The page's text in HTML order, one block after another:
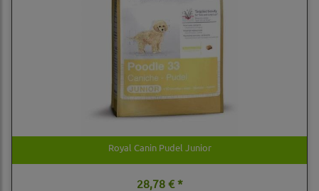
Royal Canin Pudel Junior
28,78 € *